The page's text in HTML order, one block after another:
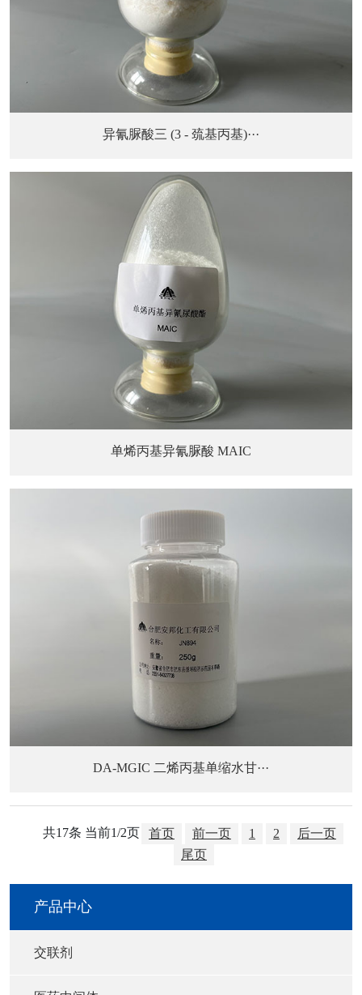
异氰脲酸三 (3 - 巯基丙基)···
单烯丙基异氰脲酸 MAIC
DA-MGIC 二烯丙基单缩水甘···
共17条 当前1/2页 首页 前一页 1 2
后一页
尾页
产品中心
交联剂